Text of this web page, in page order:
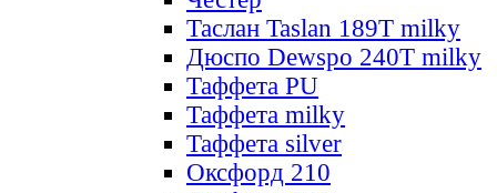
Таслан Taslan 189T milky
Дюспо Dewspo 240T milky
Таффета PU
Таффета milky
Таффета silver
Оксфорд 210